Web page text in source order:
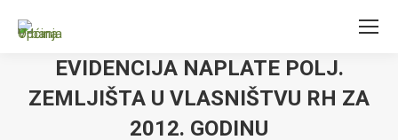
EVIDENCIJA NAPLATE POLJ.
ZEMLJIŠTA U VLASNIŠTVU RH ZA
2012. GODINU